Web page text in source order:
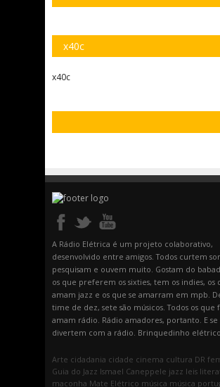
x40c
x40c
A Rádio Elétrica é um projeto colaborativo,
desenvolvido entre amigos. Todos curtem
pesquisam e ouvem muito. Gostam do
os que preferem os sixties, tem os indies, os
amam jazz e os que se amarram em mpb.
time de dez, sete são músicos. Todos os que
amam rádio. Rádio amadores, portanto. E se
divertem com a rádio. Brinquedinho elétrico.
Arte cidadania cidade cinema cultura DR
Guia do Jazz Ismael Caneppele jazz leis
maconha Mate Elétrico música música